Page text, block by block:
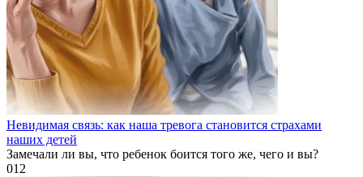
Невидимая связь: как наша тревога становится страхами
наших детей
Замечали ли вы, что ребенок боится того же, чего и вы?
012